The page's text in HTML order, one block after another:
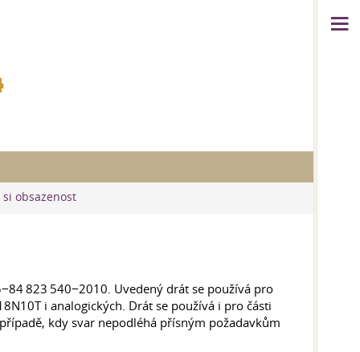
obsazenost
823 540−2010. Uvedený drát se používá pro
i analogických. Drát se používá i pro části
kdy svar nepodléhá přísným požadavkům